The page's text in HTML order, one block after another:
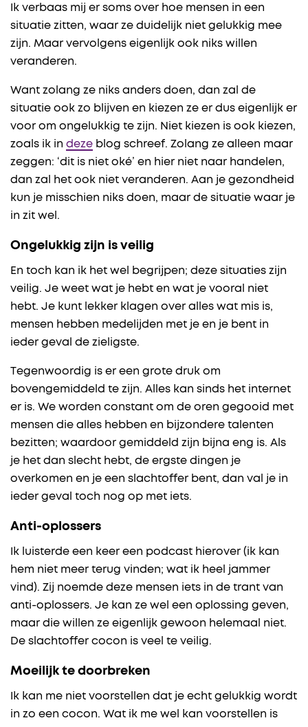
Ik verbaas mij er soms over hoe mensen in een
situatie zitten, waar ze duidelijk niet gelukkig mee
zijn. Maar vervolgens eigenlijk ook niks willen
veranderen.
Want zolang ze niks anders doen, dan zal de
situatie ook zo blijven en kiezen ze er dus eigenlijk er
voor om ongelukkig te zijn. Niet kiezen is ook kiezen,
zoals ik in deze blog schreef. Zolang ze alleen maar
zeggen: ‘dit is niet oké’ en hier niet naar handelen,
dan zal het ook niet veranderen. Aan je gezondheid
kun je misschien niks doen, maar de situatie waar je
in zit wel.
Ongelukkig zijn is veilig
En toch kan ik het wel begrijpen; deze situaties zijn
veilig. Je weet wat je hebt en wat je vooral niet
hebt. Je kunt lekker klagen over alles wat mis is,
mensen hebben medelijden met je en je bent in
ieder geval de zieligste.
Tegenwoordig is er een grote druk om
bovengemiddeld te zijn. Alles kan sinds het internet
er is. We worden constant om de oren gegooid met
mensen die alles hebben en bijzondere talenten
bezitten; waardoor gemiddeld zijn bijna eng is. Als
je het dan slecht hebt, de ergste dingen je
overkomen en je een slachtoffer bent, dan val je in
ieder geval toch nog op met iets.
Anti-oplossers
Ik luisterde een keer een podcast hierover (ik kan
hem niet meer terug vinden; wat ik heel jammer
vind). Zij noemde deze mensen iets in de trant van
anti-oplossers. Je kan ze wel een oplossing geven,
maar die willen ze eigenlijk gewoon helemaal niet.
De slachtoffer cocon is veel te veilig.
Moeilijk te doorbreken
Ik kan me niet voorstellen dat je echt gelukkig wordt
in zo een cocon. Wat ik me wel kan voorstellen is